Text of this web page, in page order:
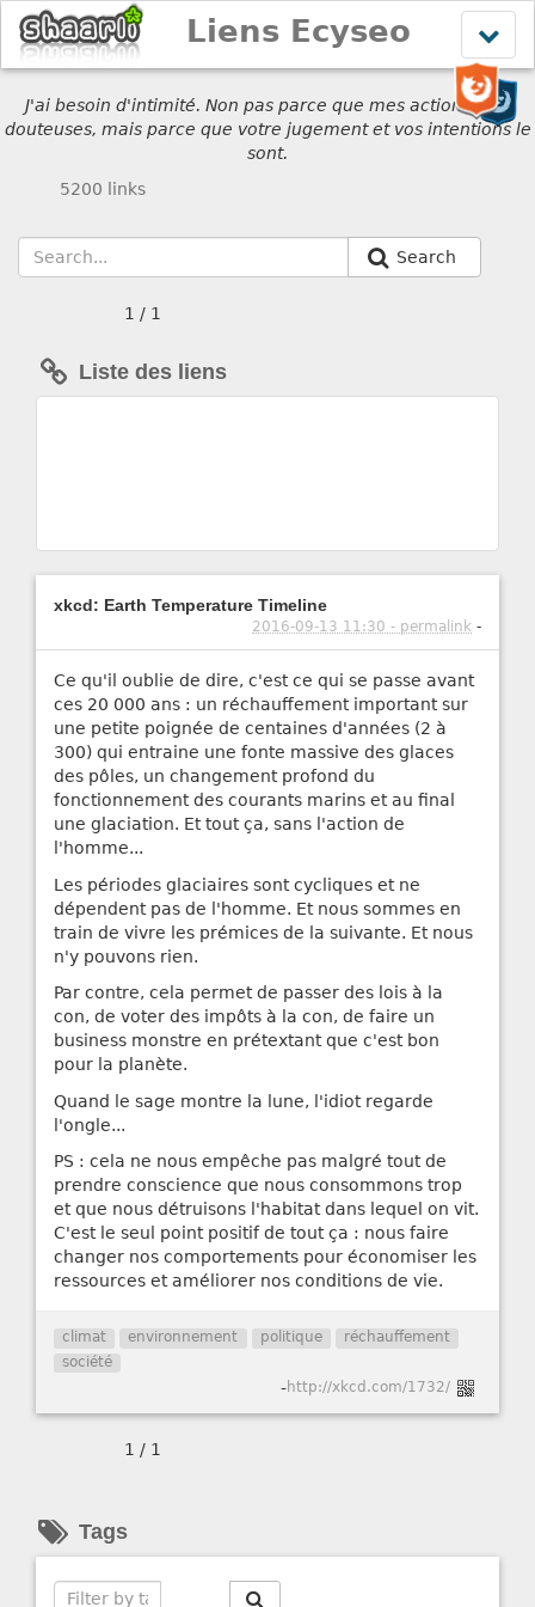
le
menu
Liens Ecyseo
J'ai besoin d'intimité. Non pas parce que mes actions sont
douteuses, mais parce que votre jugement et vos intentions le
sont.
5200 links
Search
1 / 1
Liste des liens
xkcd: Earth Temperature Timeline
2016-09-13 11:30 - permalink -
Ce qu'il oublie de dire, c'est ce qui se passe avant
ces 20 000 ans : un réchauffement important sur
une petite poignée de centaines d'années (2 à
300) qui entraine une fonte massive des glaces
des pôles, un changement profond du
fonctionnement des courants marins et au final
une glaciation. Et tout ça, sans l'action de
l'homme...
Les périodes glaciaires sont cycliques et ne
dépendent pas de l'homme. Et nous sommes en
train de vivre les prémices de la suivante. Et nous
n'y pouvons rien.
Par contre, cela permet de passer des lois à la
con, de voter des impôts à la con, de faire un
business monstre en prétextant que c'est bon
pour la planète.
Quand le sage montre la lune, l'idiot regarde
l'ongle...
PS : cela ne nous empêche pas malgré tout de
prendre conscience que nous consommons trop
et que nous détruisons l'habitat dans lequel on vit.
C'est le seul point positif de tout ça : nous faire
changer nos comportements pour économiser les
ressources et améliorer nos conditions de vie.
climat environnement politique
réchauffement
société
-http://xkcd.com/1732/
1 / 1
Tags